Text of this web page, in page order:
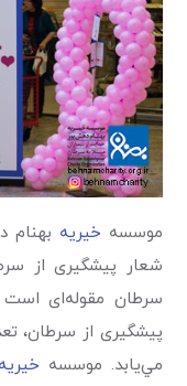
موسسه خیریه بهنام
شعار پیشگیری از
سرطان مقوله‌ای
پیشگیری از سرطان،
مي‌يابد. موسسه خیریه